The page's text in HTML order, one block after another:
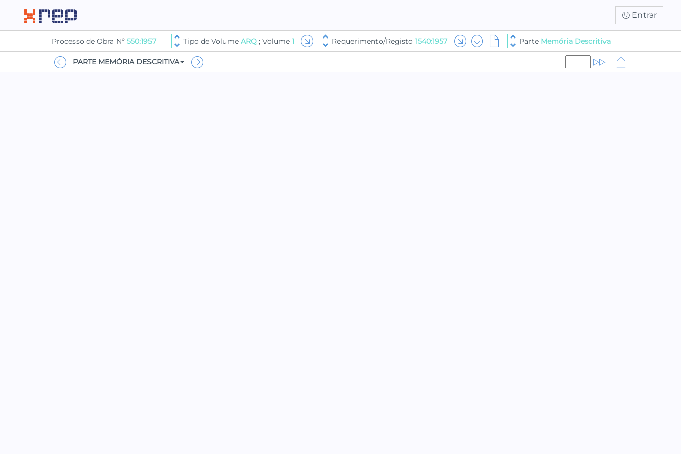
Entrar
Processo de Obra Nº 550:1957 Tipo de Volume ARQ ; Volume 1 Requerimento/Registo 1540:1957 Parte Memória Descritiva
PARTE MEMÓRIA DESCRITIVA